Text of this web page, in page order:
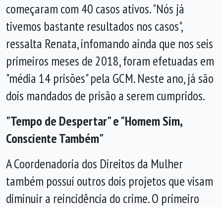
começaram com 40 casos ativos. "Nós já
tivemos bastante resultados nos casos",
ressalta Renata, infomando ainda que nos seis
primeiros meses de 2018, foram efetuadas em
"média 14 prisões" pela GCM. Neste ano, já são
dois mandados de prisão a serem cumpridos.
"Tempo de Despertar" e "Homem Sim,
Consciente Também"
A Coordenadoria dos Direitos da Mulher
também possui outros dois projetos que visam
diminuir a reincidência do crime. O primeiro